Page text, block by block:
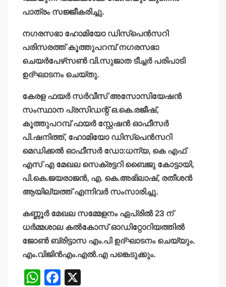
പാത്രം സജ്ജീകരിച്ചു.
നഗരസഭാ ഹോമിയോ ഡിസ്‌പെന്‍സറി
പരിസരത്ത് കൂത്തുപറമ്പ് നഗരസഭാ
ചെയര്‍പേഴ്‌സണ്‍ വി.സുജാത ടീച്ചര്‍ പരിപാടി
ഉദ്ഘാടനം ചെയ്തു.
കേരള ഫയര്‍ സര്‍വീസ് അസോസിയേഷന്‍
സംസ്ഥാന പ്രസിഡന്റ് ഒ.കെ.രജീഷ്,
കൂത്തുപറമ്പ് ഫയര്‍ സ്റ്റേഷന്‍ ഓഫീസര്‍
പി.ഷനിത്ത്, ഹോമിയോ ഡിസ്‌പെന്‍സറി
മെഡിക്കല്‍ ഓഫീസര്‍ ഡോ:ധന്യ, കെ എഫ്
എസ് എ മേഖല സെക്രട്ടറി ബൈജു കോട്ടായി,
പി.കെ.ജയരാജന്‍, എ. കെ.അഭിലാഷ്, രതീശന്‍
ആയില്യത്ത് എന്നിവര്‍ സംസാരിച്ചു.
കണ്ണൂര്‍ മേഖല സമ്മേളനം ഏപ്രില്‍ 23 ന്
ധര്‍മ്മശാല കല്‍കോസ് ഓഡിറ്റോറിയത്തില്‍
ജോണ്‍ ബ്രിട്ടാസ എം.പി ഉദ്ഘാടനം ചെയ്യും.
എം.വിജിന്‍എം.എല്‍.എ പങ്കെടുക്കും.
W
F